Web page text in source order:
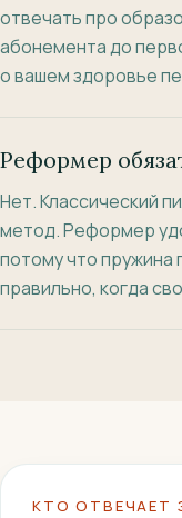
отвечать про
абонемента до
о вашем здоровье
Реформер
Нет. Классический
метод. Реформер
потому что пружина
правильно, когда
КТО ОТВЕЧАЕТ